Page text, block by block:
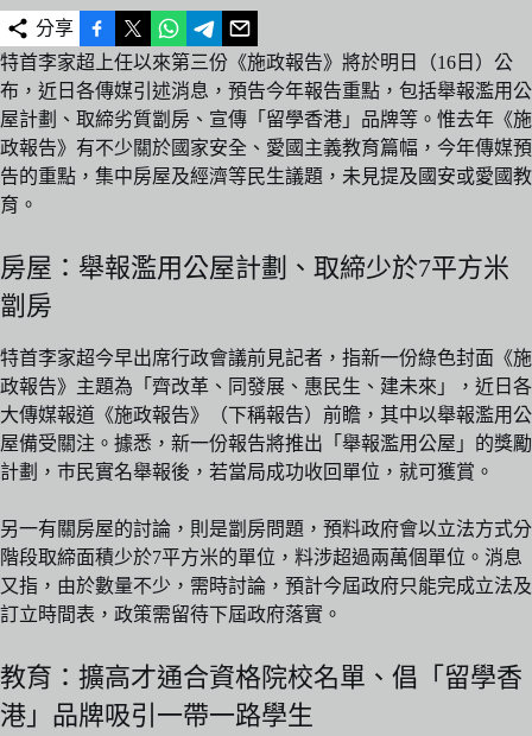
分享
特首李家超上任以來第三份《施政報告》將於明日（16日）公
布，近日各傳媒引述消息，預告今年報告重點，包括舉報濫用公
屋計劃、取締劣質劏房、宣傳「留學香港」品牌等。惟去年《施
政報告》有不少關於國家安全、愛國主義教育篇幅，今年傳媒預
告的重點，集中房屋及經濟等民生議題，未見提及國安或愛國教
育。
房屋：舉報濫用公屋計劃、取締少於7平方米
劏房
特首李家超今早出席行政會議前見記者，指新一份綠色封面《施
政報告》主題為「齊改革、同發展、惠民生、建未來」，近日各
大傳媒報道《施政報告》（下稱報告）前瞻，其中以舉報濫用公
屋備受關注。據悉，新一份報告將推出「舉報濫用公屋」的獎勵
計劃，巿民實名舉報後，若當局成功收回單位，就可獲賞。
另一有關房屋的討論，則是劏房問題，預料政府會以立法方式分
階段取締面積少於7平方米的單位，料涉超過兩萬個單位。消息
又指，由於數量不少，需時討論，預計今屆政府只能完成立法及
訂立時間表，政策需留待下屆政府落實。
教育：擴高才通合資格院校名單、倡「留學香
港」品牌吸引一帶一路學生